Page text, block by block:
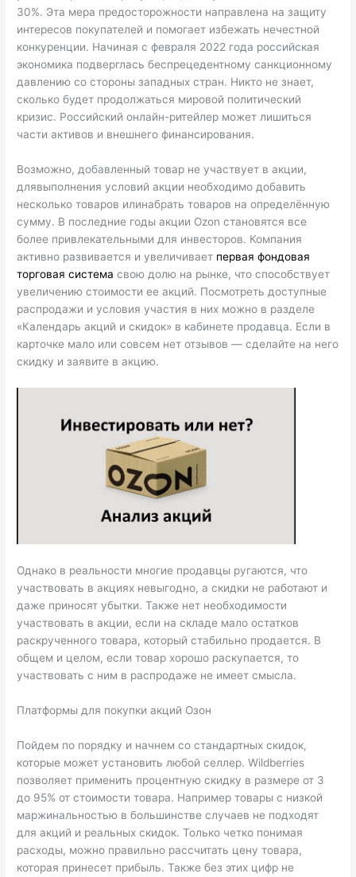
30%. Эта мера предосторожности направлена на защиту
интересов покупателей и помогает избежать нечестной
конкуренции. Начиная с февраля 2022 года российская
экономика подверглась беспрецедентному санкционному
давлению со стороны западных стран. Никто не знает,
сколько будет продолжаться мировой политический
кризис. Российский онлайн-ритейлер может лишиться
части активов и внешнего финансирования.
Возможно, добавленный товар не участвует в акции,
длявыполнения условий акции необходимо добавить
несколько товаров илинабрать товаров на определённую
сумму. В последние годы акции Ozon становятся все
более привлекательными для инвесторов. Компания
активно развивается и увеличивает первая фондовая
торговая система свою долю на рынке, что способствует
увеличению стоимости ее акций. Посмотреть доступные
распродажи и условия участия в них можно в разделе
«Календарь акций и скидок» в кабинете продавца. Если в
карточке мало или совсем нет отзывов — сделайте на него
скидку и заявите в акцию.
Однако в реальности многие продавцы ругаются, что
участвовать в акциях невыгодно, а скидки не работают и
даже приносят убытки. Также нет необходимости
участвовать в акции, если на складе мало остатков
раскрученного товара, который стабильно продается. В
общем и целом, если товар хорошо раскупается, то
участвовать с ним в распродаже не имеет смысла.
Платформы для покупки акций Озон
Пойдем по порядку и начнем со стандартных скидок,
которые может установить любой селлер. Wildberries
позволяет применить процентную скидку в размере от 3
до 95% от стоимости товара. Например товары с низкой
маржинальностью в большинстве случаев не подходят
для акций и реальных скидок. Только четко понимая
расходы, можно правильно рассчитать цену товара,
которая принесет прибыль. Также без этих цифр не